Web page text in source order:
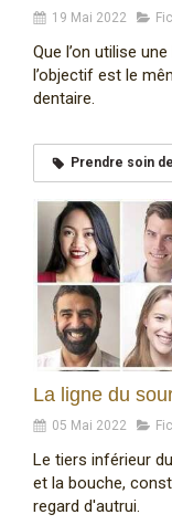
19 Mai 2022
Que l’on utilise
l’objectif est le
dentaire.
Prendre soin
La ligne du
05 Mai 2022
Le tiers inférieur
et la bouche,
regard d'autrui.